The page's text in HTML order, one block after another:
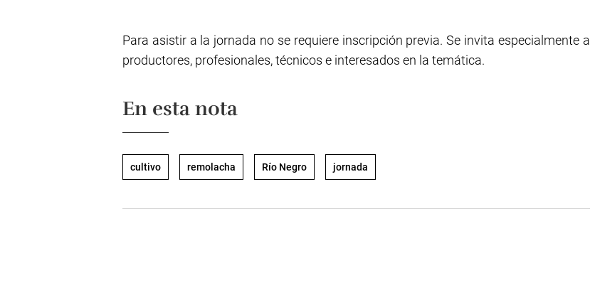
Para asistir a la jornada no se requiere inscripción previa. Se invita especialmente a
productores, profesionales, técnicos e interesados en la temática.
En esta nota
cultivo remolacha Río Negro jornada